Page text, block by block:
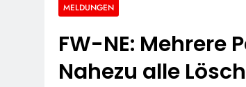
MELDUNGEN
FW-NE: Mehrere
Nahezu alle